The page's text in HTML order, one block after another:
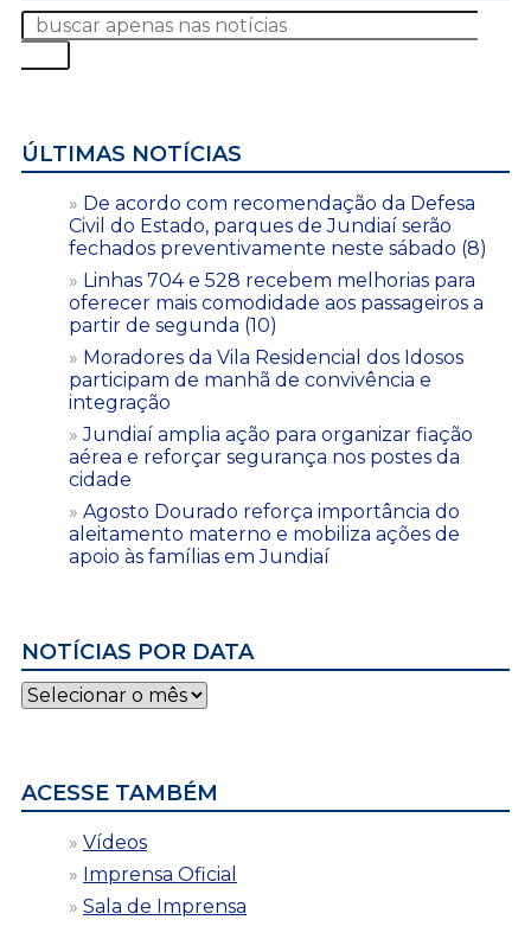
ÚLTIMAS NOTÍCIAS
De acordo com recomendação da Defesa
Civil do Estado, parques de Jundiaí serão
fechados preventivamente neste sábado (8)
Linhas 704 e 528 recebem melhorias para
oferecer mais comodidade aos passageiros a
partir de segunda (10)
Moradores da Vila Residencial dos Idosos
participam de manhã de convivência e
integração
Jundiaí amplia ação para organizar fiação
aérea e reforçar segurança nos postes da
cidade
Agosto Dourado reforça importância do
aleitamento materno e mobiliza ações de
apoio às famílias em Jundiaí
NOTÍCIAS POR DATA
Notícias
por
ACESSE TAMBÉM
Vídeos
Imprensa Oficial
Sala de Imprensa